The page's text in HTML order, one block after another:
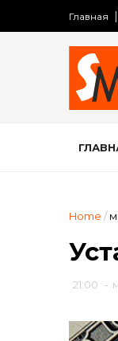
Главная
Home /
21:00 -